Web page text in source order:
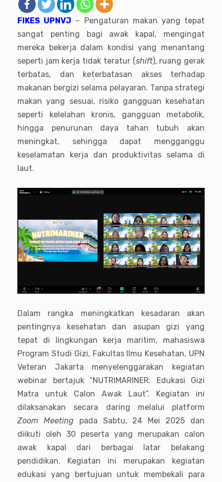
FIKES UPNVJ – Pengaturan makan yang tepat
sangat penting bagi awak kapal, mengingat
mereka bekerja dalam kondisi yang menantang
seperti jam kerja tidak teratur (shift), ruang gerak
terbatas, dan keterbatasan akses terhadap
makanan bergizi selama pelayaran. Tanpa strategi
makan yang sesuai, risiko gangguan kesehatan
seperti kelelahan kronis, gangguan metabolik,
hingga penurunan daya tahan tubuh akan
meningkat, sehingga dapat mengganggu
keselamatan kerja dan produktivitas selama di
laut.
Dalam rangka meningkatkan kesadaran akan
pentingnya kesehatan dan asupan gizi yang
tepat di lingkungan kerja maritim, mahasiswa
Program Studi Gizi, Fakultas Ilmu Kesehatan, UPN
Veteran Jakarta menyelenggarakan kegiatan
webinar bertajuk “NUTRIMARINER: Edukasi Gizi
Matra untuk Calon Awak Laut”. Kegiatan ini
dilaksanakan secara daring melalui platform
Zoom Meeting pada Sabtu, 24 Mei 2025 dan
diikuti oleh 30 peserta yang merupakan calon
awak kapal dari berbagai latar belakang
pendidikan. Kegiatan ini merupakan kegiatan
edukasi yang bertujuan untuk membekali para